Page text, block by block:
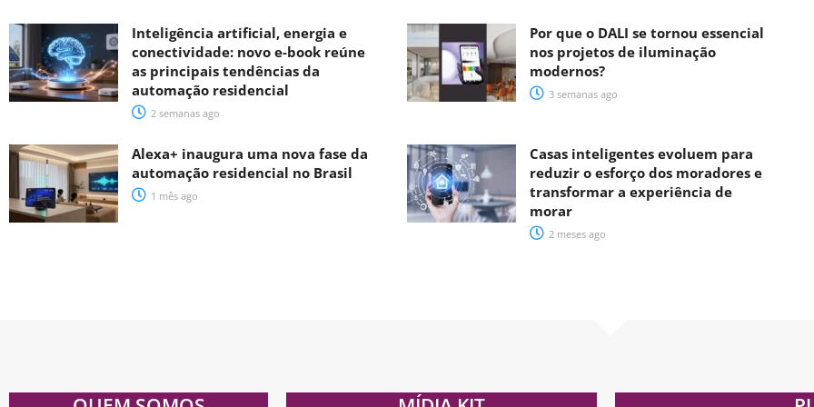
Inteligência artificial, energia e
conectividade: novo e-book reúne
as principais tendências da
automação residencial
2 semanas ago
Por que o DALI se tornou essencial
nos projetos de iluminação
modernos?
3 semanas ago
Alexa+ inaugura uma nova fase da
automação residencial no Brasil
1 mês ago
Casas inteligentes evoluem para
reduzir o esforço dos moradores e
transformar a experiência de
morar
2 meses ago